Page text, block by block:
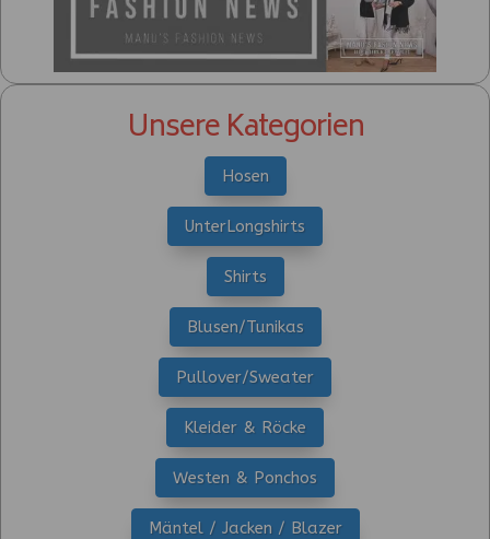
Unsere Kategorien
Hosen
UnterLongshirts
Shirts
Blusen/Tunikas
Pullover/Sweater
Kleider & Röcke
Westen & Ponchos
Mäntel / Jacken / Blazer